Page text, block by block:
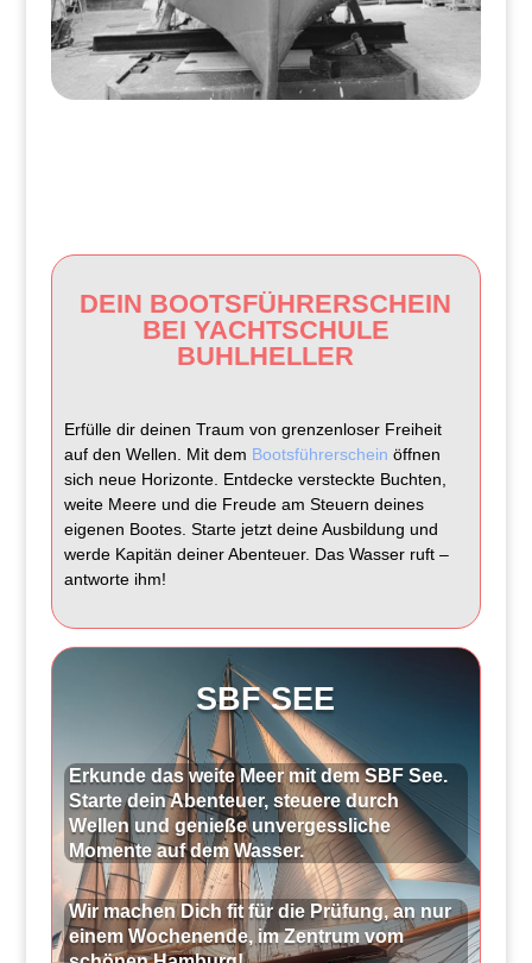
DEIN BOOTSFÜHRERSCHEIN
BEI YACHTSCHULE
BUHLHELLER
Erfülle dir deinen Traum von grenzenloser Freiheit
auf den Wellen. Mit dem Bootsführerschein öffnen
sich neue Horizonte. Entdecke versteckte Buchten,
weite Meere und die Freude am Steuern deines
eigenen Bootes. Starte jetzt deine Ausbildung und
werde Kapitän deiner Abenteuer. Das Wasser ruft –
antworte ihm!
SBF SEE
Erkunde das weite Meer mit dem SBF See.
Starte dein Abenteuer, steuere durch
Wellen und genieße unvergessliche
Momente auf dem Wasser.
Wir machen Dich fit für die Prüfung, an nur
einem Wochenende, im Zentrum vom